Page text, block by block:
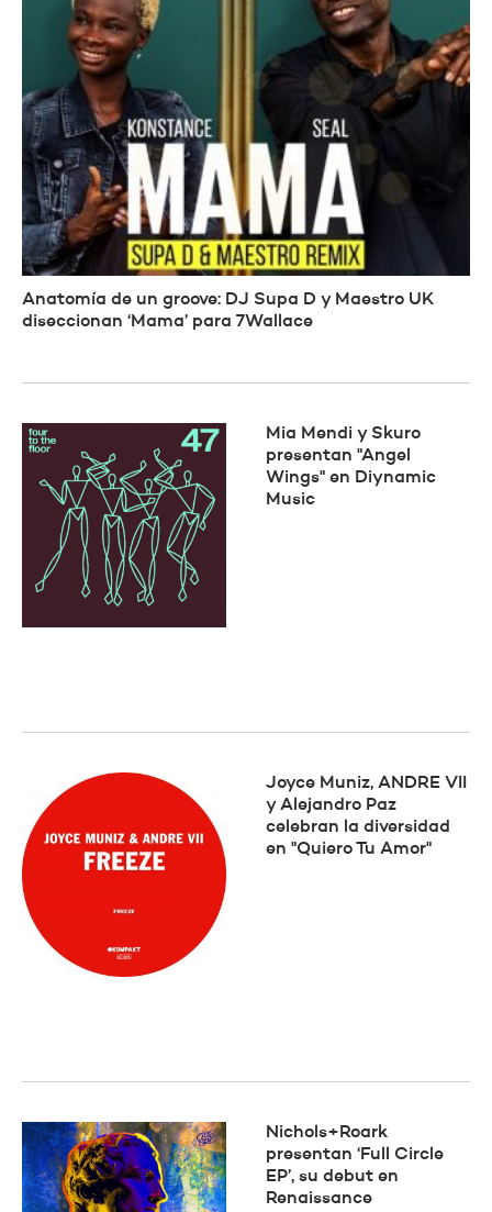
Anatomía de un groove: DJ Supa D y Maestro UK
diseccionan ‘Mama’ para 7Wallace
Mia Mendi y Skuro
presentan "Angel
Wings" en Diynamic
Music
Joyce Muniz, ANDRE VII
y Alejandro Paz
celebran la diversidad
en "Quiero Tu Amor"
Nichols+Roark
presentan ‘Full Circle
EP’, su debut en
Renaissance